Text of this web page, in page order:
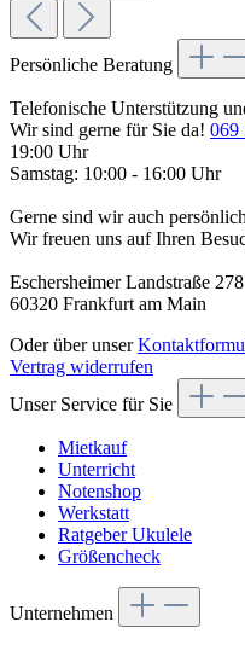
Persönliche Beratung
Telefonische Unterstützung
Wir sind gerne für Sie da! 069
19:00 Uhr
Samstag: 10:00 - 16:00 Uhr
Gerne sind wir auch
Wir freuen uns auf Ihren
Eschersheimer Landstraße 278
60320 Frankfurt am Main
Oder über unser
Vertrag widerrufen
Unser Service für Sie
Mietkauf
Unterricht
Notenshop
Werkstatt
Ratgeber Ukulele
Größencheck
Unternehmen